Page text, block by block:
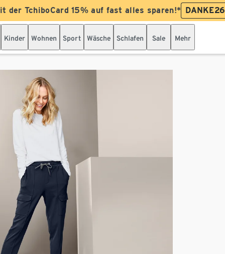
der TchiboCard 15% auf fast alles sparen!* DANKE26
Kinder Wohnen Sport Wäsche Schlafen Sale Mehr